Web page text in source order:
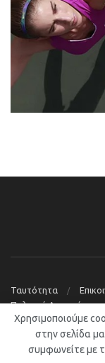
Ταυτότητα
Πολιτική Απορρήτου
© 2019Νέα Μουδανιά
Χρησιμοποιούμε
στην σελίδα
συμφωνείτε με